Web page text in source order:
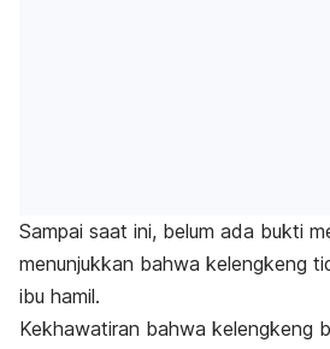
Sampai saat ini, belum ada bukti
menunjukkan bahwa kelengkeng
ibu hamil.
Kekhawatiran bahwa kelengkeng